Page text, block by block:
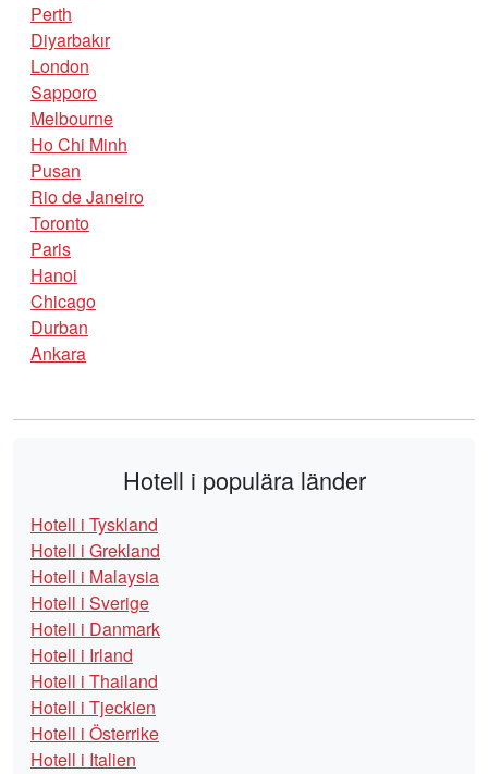
Perth
Diyarbakır
London
Sapporo
Melbourne
Ho Chi Minh
Pusan
Rio de Janeiro
Toronto
Paris
Hanoi
Chicago
Durban
Ankara
Hotell i populära länder
Hotell i Tyskland
Hotell i Grekland
Hotell i Malaysia
Hotell i Sverige
Hotell i Danmark
Hotell i Irland
Hotell i Thailand
Hotell i Tjeckien
Hotell i Österrike
Hotell i Italien